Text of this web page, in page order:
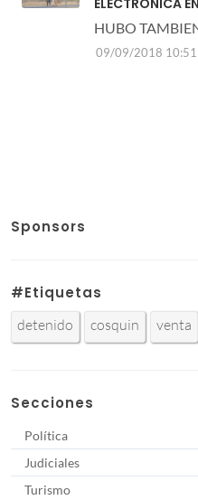
ELECTRONICA
HUBO
09/09/2018 10:51
Sponsors
#Etiquetas
detenido cosquin venta
Secciones
Política
Judiciales
Turismo